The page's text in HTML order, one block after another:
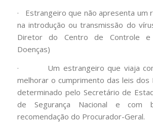
· Estrangeiro que não apresenta um
na introdução ou transmissão do
Diretor do Centro de Controle e
Doenças)
· Um estrangeiro que viaja
melhorar o cumprimento das leis dos
determinado pelo Secretário de
de Segurança Nacional e com
recomendação do Procurador-Geral.